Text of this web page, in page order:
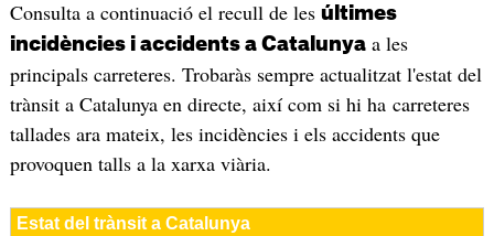
Consulta a continuació el recull de les últimes
incidències i accidents a Catalunyaa les
principals carreteres. Trobaràs sempre actualitzat l'estat del
trànsit a Catalunya en directe, així com si hi ha carreteres
tallades ara mateix, les incidències i els accidents que
provoquen talls a la xarxa viària.